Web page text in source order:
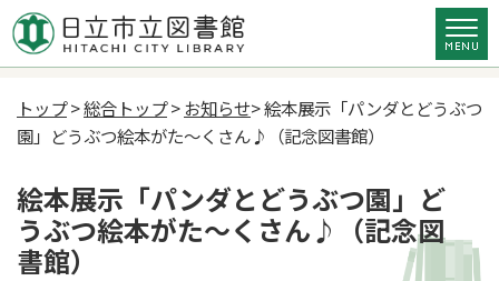
トップ>総合トップ>お知らせ> 絵本展示「パンダとどうぶつ
園」どうぶつ絵本がた～くさん♪（記念図書館）
絵本展示「パンダとどうぶつ園」ど
うぶつ絵本がた～くさん♪（記念図
書館）